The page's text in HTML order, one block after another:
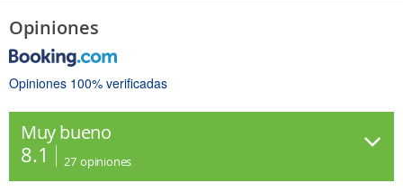
Opiniones
Opiniones 100% verificadas
Muy bueno
8.1 27 opiniones